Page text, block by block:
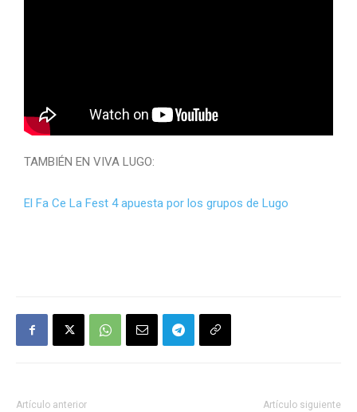
TAMBIÉN EN VIVA LUGO:
El Fa Ce La Fest 4 apuesta por los grupos de Lugo
Artículo anterior Artículo siguiente